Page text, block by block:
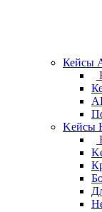
Кейсы
Kейсы